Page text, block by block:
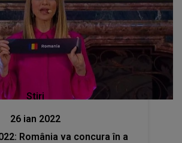
Stiri
26 ian 2022
România va concura în a